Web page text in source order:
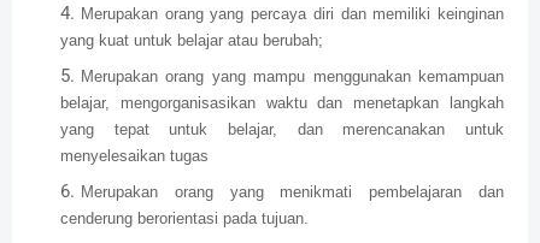
Merupakan orang yang percaya diri dan memiliki keinginan
yang kuat untuk belajar atau berubah;
Merupakan orang yang mampu menggunakan kemampuan
belajar, mengorganisasikan waktu dan menetapkan langkah
yang tepat untuk belajar, dan merencanakan untuk
menyelesaikan tugas
Merupakan orang yang menikmati pembelajaran dan
cenderung berorientasi pada tujuan.